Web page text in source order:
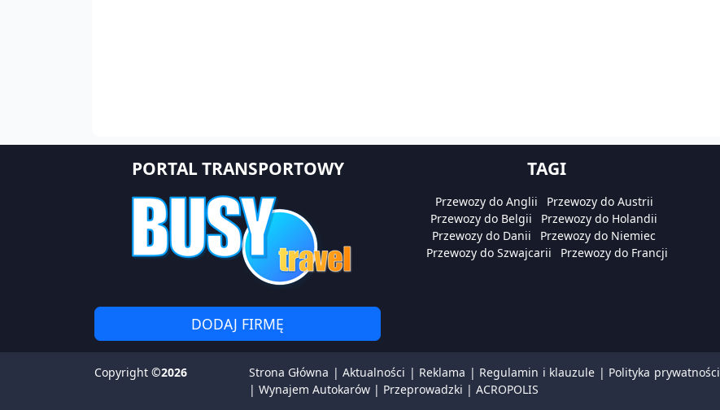
PORTAL TRANSPORTOWY
DODAJ FIRMĘ
TAGI
Przewozy do Anglii
Przewozy do Austrii
Przewozy do Belgii
Przewozy do Holandii
Przewozy do Danii
Przewozy do Niemiec
Przewozy do Szwajcarii
Przewozy do Francji
Copyright ©2026 Strona Główna |Aktualności | Reklama | Regulamin i klauzule | Polityka prywatności
| Wynajem Autokarów | Przeprowadzki | ACROPOLIS